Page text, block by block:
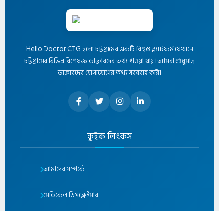
Hello Doctor CTG হলো চট্টগ্রামের একটি বিশ্বস্ত প্ল্যাটফর্ম যেখানে
চট্টগ্রামের বিভিন্ন বিশেষজ্ঞ ডাক্তারদের তথ্য পাওয়া যায়। আমরা শুধুমাত্র
ডাক্তারদের যোগাযোগের তথ্য সরবরাহ করি।
কুইক লিংকস
আমাদের সম্পর্কে
মেডিকেল ডিসক্লেইমার